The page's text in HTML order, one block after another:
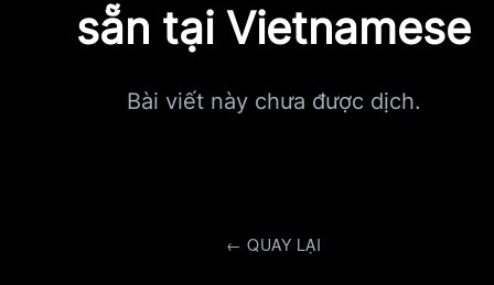
sẵn tại Vietnamese
Bài viết này chưa được dịch.
← QUAY LẠI